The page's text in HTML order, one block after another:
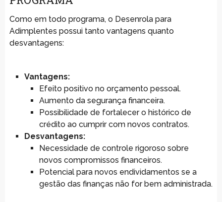
Como em todo programa, o Desenrola para
Adimplentes possui tanto vantagens quanto
desvantagens:
Vantagens:
Efeito positivo no orçamento pessoal.
Aumento da segurança financeira.
Possibilidade de fortalecer o histórico de
crédito ao cumprir com novos contratos.
Desvantagens:
Necessidade de controle rigoroso sobre
novos compromissos financeiros.
Potencial para novos endividamentos se a
gestão das finanças não for bem administrada.